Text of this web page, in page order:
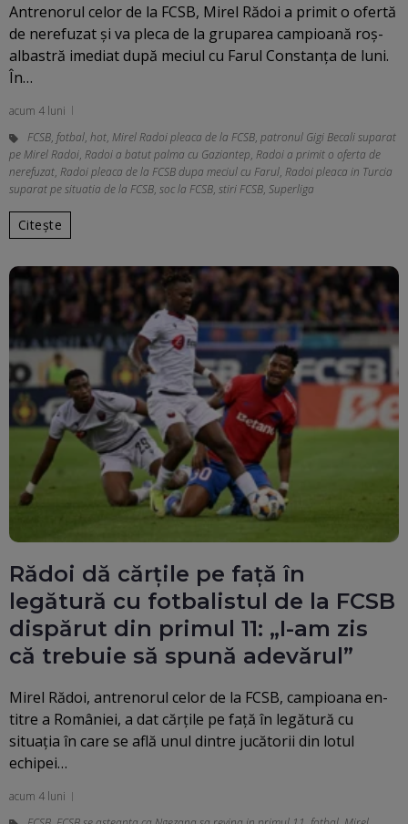
Antrenorul celor de la FCSB, Mirel Rădoi a primit o ofertă
de nerefuzat și va pleca de la gruparea campioană roș-
albastră imediat după meciul cu Farul Constanța de luni.
În…
acum 4 luni
FCSB, fotbal, hot, Mirel Radoi pleaca de la FCSB, patronul Gigi Becali suparat
pe Mirel Radoi, Radoi a batut palma cu Gaziantep, Radoi a primit o oferta de
nerefuzat, Radoi pleaca de la FCSB dupa meciul cu Farul, Radoi pleaca in Turcia
suparat pe situatia de la FCSB, soc la FCSB, stiri FCSB, Superliga
Citește
Rădoi dă cărțile pe față în
legătură cu fotbalistul de la FCSB
dispărut din primul 11: „I-am zis
că trebuie să spună adevărul”
Mirel Rădoi, antrenorul celor de la FCSB, campioana en-
titre a României, a dat cărțile pe față în legătură cu
situația în care se află unul dintre jucătorii din lotul
echipei…
acum 4 luni